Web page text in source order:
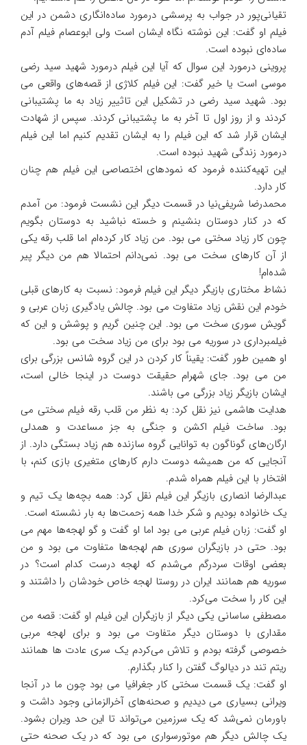
تقیانی‌پور در جواب به پرسشی درمورد ساده‌انگاری دشمن در این
فیلم او گفت: این نوشته نگاه ایشان است ولی ابوعصام فیلم آدم
ساده‌ای نبوده است.
پروینی درمورد این سوال که آیا این فیلم درمورد شهید سید رضی
موسی است یا خیر گفت: این فیلم کلاژی از قصه‌های واقعی می
بود. شهید سید رضی در تشکیل این تاثییر زیاد به ما پشتیبانی
کردند و از روز اول تا آخر به ما پشتیبانی کردند. سپس از شهادت
ایشان قرار شد که این فیلم‌ را به ایشان تقدیم کنیم‌ اما این فیلم
درمورد زندگی شهید نبوده است.
این تهیه‌کننده فرمود که نمود‌های اختصاصی این فیلم‌ هم چنان
کار دارد.
محمدرضا شریفی‌نیا در قسمت دیگر این نشست فرمود: من آمدم
که در کنار دوستان بنشینم و خسته نباشید به دوستان بگویم
چون کار زیاد سختی می بود. من زیاد کار کرده‌ام اما قلب رقه یکی
از آن کارهای سخت می بود. نمی‌دانم احتمالا هم من دیگر پیر
شده‌ام!
نشاط مختاری بازیگر دیگر این فیلم فرمود: نسبت به کارهای قبلی
خودم این نقش زیاد متفاوت می بود. چالش یادگیری زبان عربی و
گویش سوری سخت می بود. این چنین گریم و پوشش و این که
فیلمبرداری در سوریه می بود برای من زیاد سخت می بود.
او همین طور گفت: یقیناً کار کردن در این گروه شانس بزرگی برای
من می بود. جای شهرام حقیقت دوست در اینجا خالی است،
ایشان بازیگر زیاد بزرگی می باشند.
هدایت هاشمی نیز نقل کرد: به نظر من قلب رقه فیلم سختی می
بود. ساخت فیلم‌ اکشن و جنگی به جز مساعدت و همدلی
ارگان‌های گوناگون به توانایی گروه سازنده هم زیاد بستگی دارد. از
آنجایی که من همیشه دوست دارم کارهای متغیری بازی کنم، با
افتخار با این فیلم همراه شدم.
عبدالرضا انصاری بازیگر این فیلم نقل کرد: همه بچه‌ها یک تیم و
یک خانواده بودیم و شکر خدا همه زحمت‌ها به بار نشسته است.
او گفت: زبان فیلم عربی می بود اما او گفت و گو لهجه‌ها مهم می
بود. حتی در بازیگران سوری هم لهجه‌ها متفاوت می بود و من
بعضی اوقات سردرگم می‌شدم که لهجه درست کدام است؟ در
سوریه هم همانند ایران در روستا لهجه خاص خودشان را داشتند و
این کار را سخت می‌کرد.
مصطفی ساسانی یکی دیگر از بازیگران این فیلم او گفت: قصه من
مقداری با دوستان دیگر متفاوت می بود و برای لهجه مربی
خصوصی گرفته بودم و تلاش می‌کردم یک سری عادت ها همانند
ریتم تند در دیالوگ گفتن را کنار بگذارم.
او گفت: یک قسمت سختی کار جغرافیا می بود چون ما در آنجا
ویرانی بسیاری می دیدیم و صحنه‌های آخرالزمانی وجود داشت و
باورمان نمی‌شد که یک سرزمین می‌تواند تا این حد ویران بشود.
یک چالش دیگر هم موتورسواری می بود که در یک صحنه حتی